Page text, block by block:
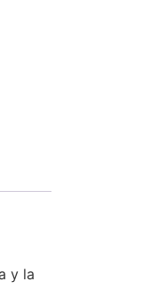
y la